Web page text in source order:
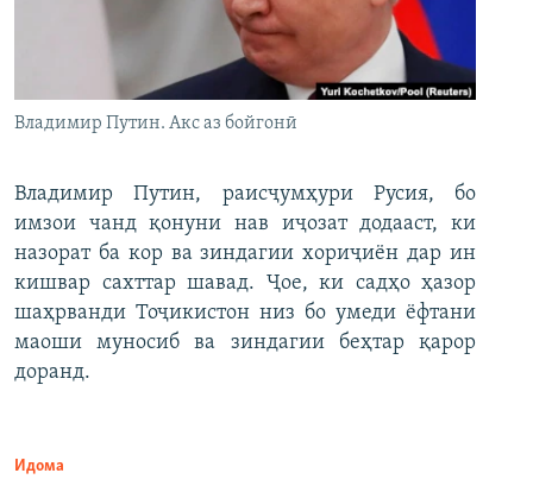
Владимир Путин. Акс аз бойгонӣ
Владимир Путин, раисҷумҳури Русия, бо
имзои чанд қонуни нав иҷозат додааст, ки
назорат ба кор ва зиндагии хориҷиён дар ин
кишвар сахттар шавад. Ҷое, ки садҳо ҳазор
шаҳрванди Тоҷикистон низ бо умеди ёфтани
маоши муносиб ва зиндагии беҳтар қарор
доранд.
Идома